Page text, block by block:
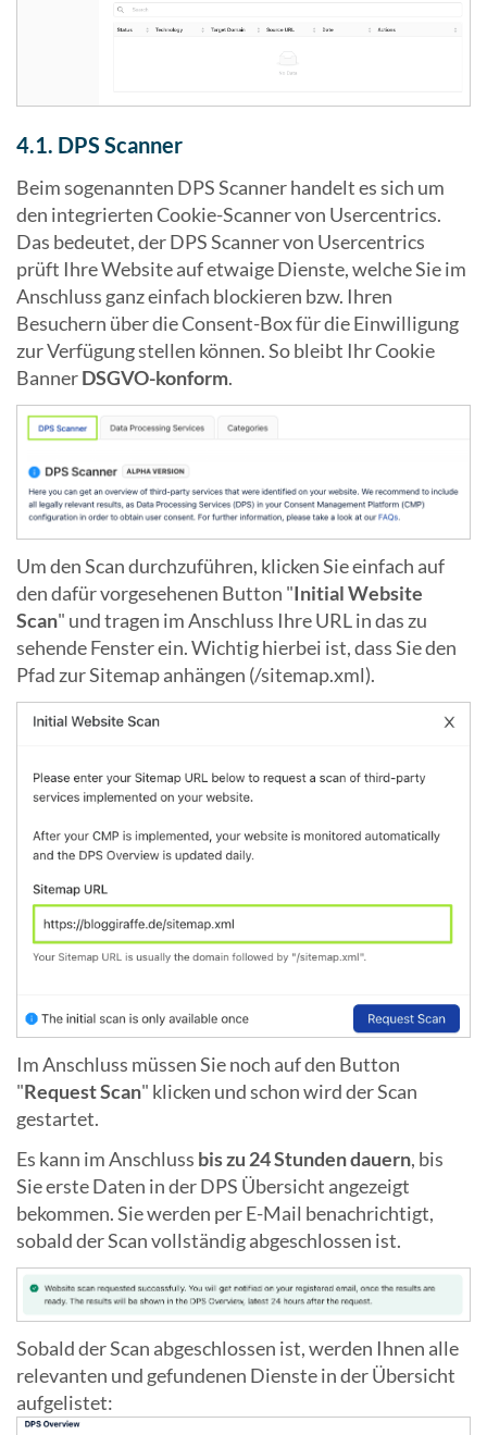
4.1. DPS Scanner
Beim sogenannten DPS Scanner handelt es sich um
den integrierten Cookie-Scanner von Usercentrics.
Das bedeutet, der DPS Scanner von Usercentrics
prüft Ihre Website auf etwaige Dienste, welche Sie im
Anschluss ganz einfach blockieren bzw. Ihren
Besuchern über die Consent-Box für die Einwilligung
zur Verfügung stellen können. So bleibt Ihr Cookie
BannerDSGVO-konform.
Um den Scan durchzuführen, klicken Sie einfach auf
den dafür vorgesehenen Button "Initial Website
Scan" und tragen im Anschluss Ihre URL in das zu
sehende Fenster ein. Wichtig hierbei ist, dass Sie den
Pfad zur Sitemap anhängen (/sitemap.xml).
Im Anschluss müssen Sie noch auf den Button
"Request Scan" klicken und schon wird der Scan
gestartet.
Es kann im Anschluss bis zu 24 Stunden dauern, bis
Sie erste Daten in der DPS Übersicht angezeigt
bekommen. Sie werden per E-Mail benachrichtigt,
sobald der Scan vollständig abgeschlossen ist.
Sobald der Scan abgeschlossen ist, werden Ihnen alle
relevanten und gefundenen Dienste in der Übersicht
aufgelistet: